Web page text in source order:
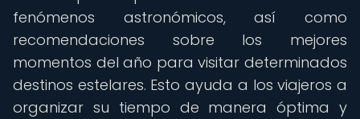
fenómenos astronómicos, así como
recomendaciones sobre los mejores
momentos del año para visitar determinados
destinos estelares. Esto ayuda a los viajeros a
organizar su tiempo de manera óptima y